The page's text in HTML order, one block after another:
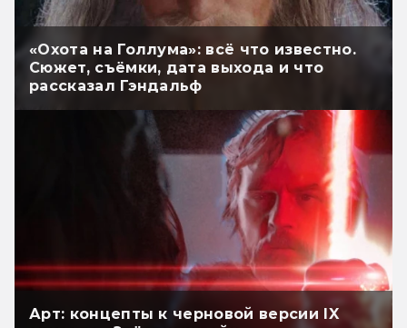
«Охота на Голлума»: всё что известно.
Сюжет, съёмки, дата выхода и что
рассказал Гэндальф
Арт: концепты к черновой версии IX